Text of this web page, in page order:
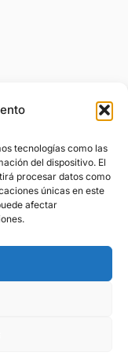
tecnologías como las
del dispositivo. El
procesar datos como
únicas en este
afectar